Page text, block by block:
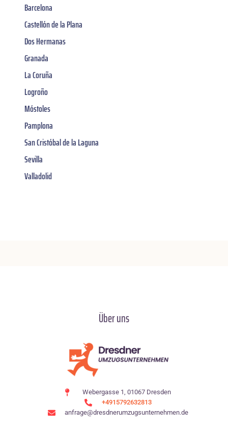
Barcelona
Castellón de la Plana
Dos Hermanas
Granada
La Coruña
Logroño
Móstoles
Pamplona
San Cristóbal de la Laguna
Sevilla
Valladolid
Über uns
Webergasse 1, 01067 Dresden
+4915792632813
anfrage@dresdnerumzugsunternehmen.de